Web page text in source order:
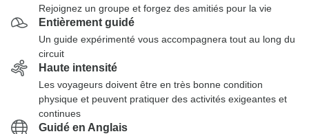
Rejoignez un groupe et forgez des amitiés pour la vie
Entièrement guidé
Un guide expérimenté vous accompagnera tout au long du
circuit
Haute intensité
Les voyageurs doivent être en très bonne condition
physique et peuvent pratiquer des activités exigeantes et
continues
Guidé en Anglais